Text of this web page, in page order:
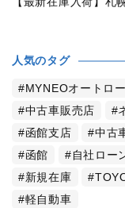
人気のタグ
MYNEOオートロ
中古車販売店
函館支店
中古
函館
自社ロー
新規在庫
軽自動車